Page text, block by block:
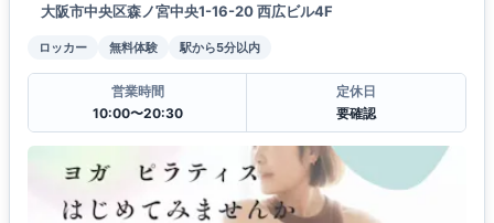
大阪市中央区森ノ宮中央1-16-20 西広ビル4F
ロッカー 無料体験 駅から5分以内
営業時間
10:00〜20:30
定休日
要確認